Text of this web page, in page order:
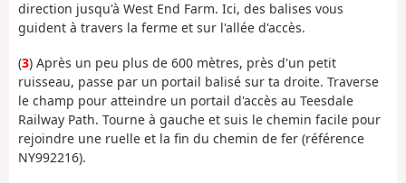
direction jusqu'à West End Farm. Ici, des balises vous
guident à travers la ferme et sur l'allée d'accès.
(3) Après un peu plus de 600 mètres, près d'un petit
ruisseau, passe par un portail balisé sur ta droite. Traverse
le champ pour atteindre un portail d'accès au Teesdale
Railway Path. Tourne à gauche et suis le chemin facile pour
rejoindre une ruelle et la fin du chemin de fer (référence
NY992216).